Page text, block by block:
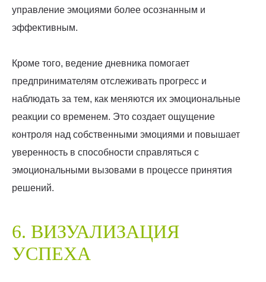
управление эмоциями более осознанным и
эффективным.
Кроме того, ведение дневника помогает
предпринимателям отслеживать прогресс и
наблюдать за тем, как меняются их эмоциональные
реакции со временем. Это создает ощущение
контроля над собственными эмоциями и повышает
уверенность в способности справляться с
эмоциональными вызовами в процессе принятия
решений.
6. ВИЗУАЛИЗАЦИЯ
УСПЕХА